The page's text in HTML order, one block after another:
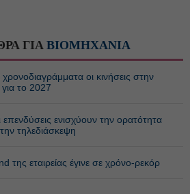
ΓΙΑ ΒΙΟΜΗΧΑΝΙΑ
οι κινήσεις στην
το 2027
ενισχύουν την ορατότητα
τηλεδιάσκεψη
της εταιρείας έγινε σε χρόνο-ρεκόρ